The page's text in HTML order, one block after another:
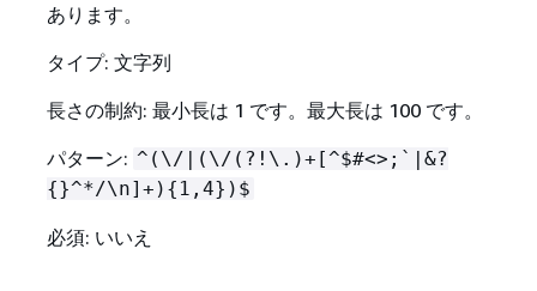
あります。
タイプ: 文字列
長さの制約: 最小長は 1 です。最大長は 100 です。
パターン: ^(\/|(\/(?!\.)+[^$#<>;`|&?
{}^*/\n]+) { 1,4})$
必須: いいえ